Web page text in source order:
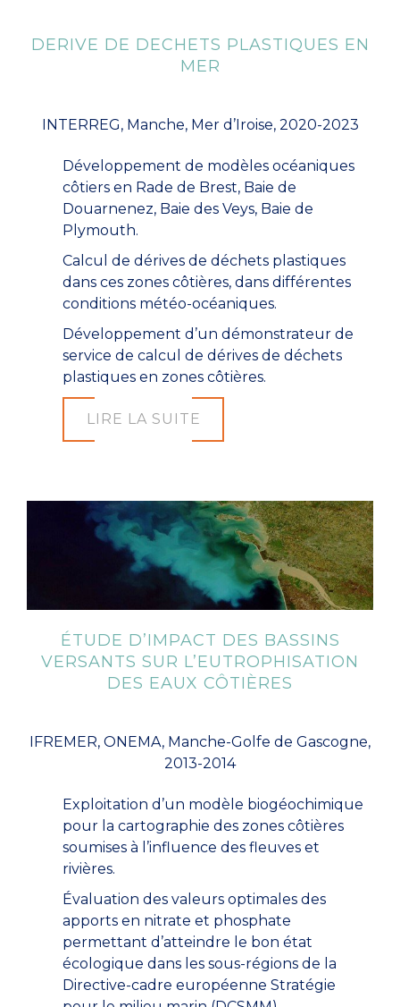
DERIVE DE DECHETS PLASTIQUES EN
MER
INTERREG, Manche, Mer d’Iroise, 2020-2023
Développement de modèles océaniques
côtiers en Rade de Brest, Baie de
Douarnenez, Baie des Veys, Baie de
Plymouth.
Calcul de dérives de déchets plastiques
dans ces zones côtières, dans différentes
conditions météo-océaniques.
Développement d’un démonstrateur de
service de calcul de dérives de déchets
plastiques en zones côtières.
LIRE LA SUITE
ÉTUDE D’IMPACT DES BASSINS
VERSANTS SUR L’EUTROPHISATION
DES EAUX CÔTIÈRES
IFREMER, ONEMA, Manche-Golfe de Gascogne,
2013-2014
Exploitation d’un modèle biogéochimique
pour la cartographie des zones côtières
soumises à l’influence des fleuves et
rivières.
Évaluation des valeurs optimales des
apports en nitrate et phosphate
permettant d’atteindre le bon état
écologique dans les sous-régions de la
Directive-cadre européenne Stratégie